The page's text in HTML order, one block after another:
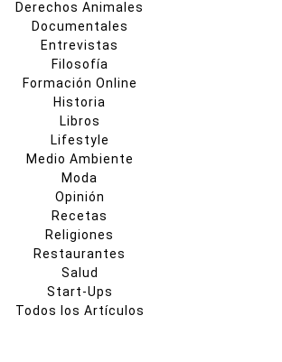
Derechos Animales
Documentales
Entrevistas
Filosofía
Formación Online
Historia
Libros
Lifestyle
Medio Ambiente
Moda
Opinión
Recetas
Religiones
Restaurantes
Salud
Start-Ups
Todos los Artículos